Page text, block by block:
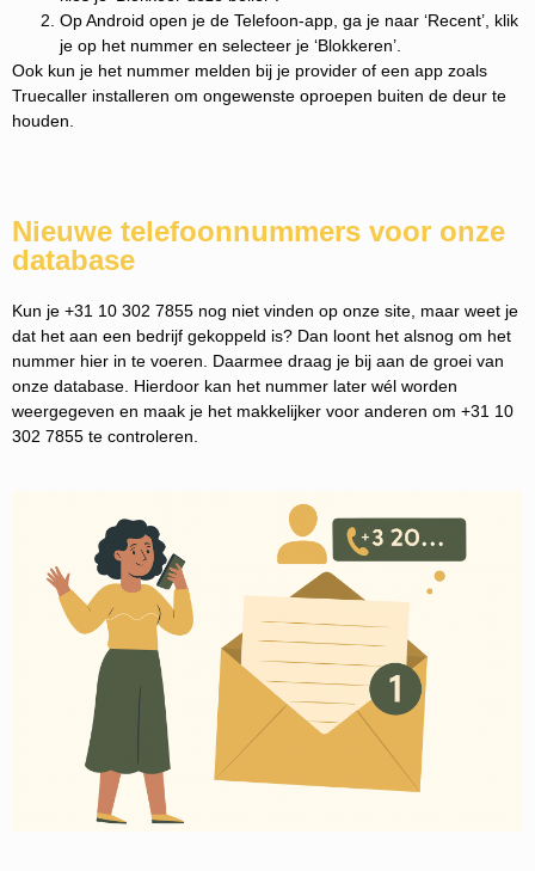
Op Android open je de Telefoon-app, ga je naar ‘Recent’, klik
je op het nummer en selecteer je ‘Blokkeren’.
Ook kun je het nummer melden bij je provider of een app zoals
Truecaller installeren om ongewenste oproepen buiten de deur te
houden.
Nieuwe telefoonnummers voor onze
database
Kun je +31 10 302 7855 nog niet vinden op onze site, maar weet je
dat het aan een bedrijf gekoppeld is? Dan loont het alsnog om het
nummer hier in te voeren. Daarmee draag je bij aan de groei van
onze database. Hierdoor kan het nummer later wél worden
weergegeven en maak je het makkelijker voor anderen om +31 10
302 7855 te controleren.